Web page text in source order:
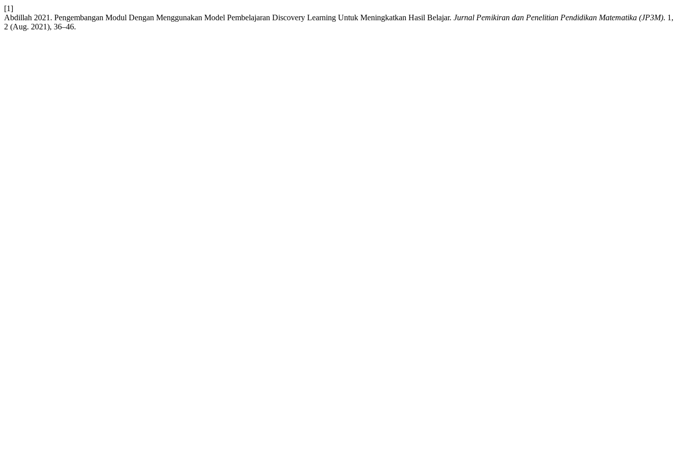
[1]
Abdillah 2021. Pengembangan Modul Dengan Menggunakan Model Pembelajaran Discovery Learning Untuk Meningkatkan Hasil Belajar. Jurnal Pemikiran dan Penelitian Pendidikan Matematika (JP3M). 1,
2 (Aug. 2021), 36–46.